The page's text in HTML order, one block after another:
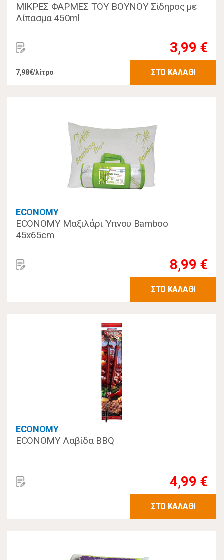
ΜΙΚΡΕΣ ΦΑΡΜΕΣ ΤΟΥ ΒΟΥΝΟΥ Σίδηρος με
Λίπασμα 450ml
3,99 €
7,98€/λίτρο ΣΤΟ ΚΑΛΑΘΙ
ECONOMY
ECONOMY Μαξιλάρι Ύπνου Bamboo
45x65cm
8,99 €
ΣΤΟ ΚΑΛΑΘΙ
ECONOMY
ECONOMY Λαβίδα BBQ
4,99 €
ΣΤΟ ΚΑΛΑΘΙ